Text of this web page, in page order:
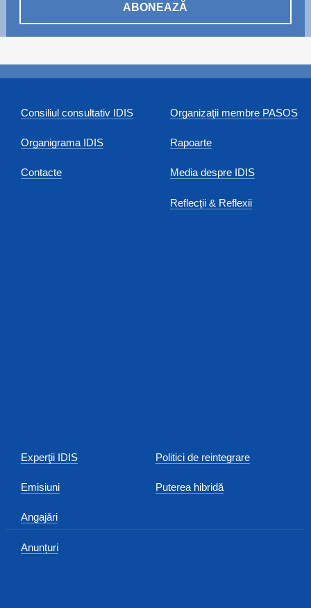
ABONEAZĂ
Consiliul consultativ IDIS
Organigrama IDIS
Contacte
Organizaţii membre PASOS
Rapoarte
Media despre IDIS
Reflecții & Reflexii
Experţii IDIS
Emisiuni
Angajări
Anunțuri
Politici de reintegrare
Puterea hibridă